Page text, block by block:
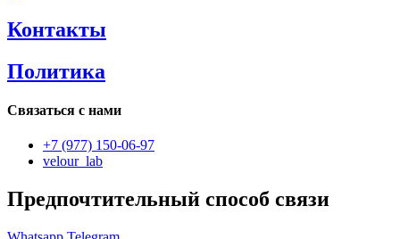
Контакты
Политика
Связаться с нами
+7 (977) 150-06-97
velour_lab
Предпочтительный способ связи